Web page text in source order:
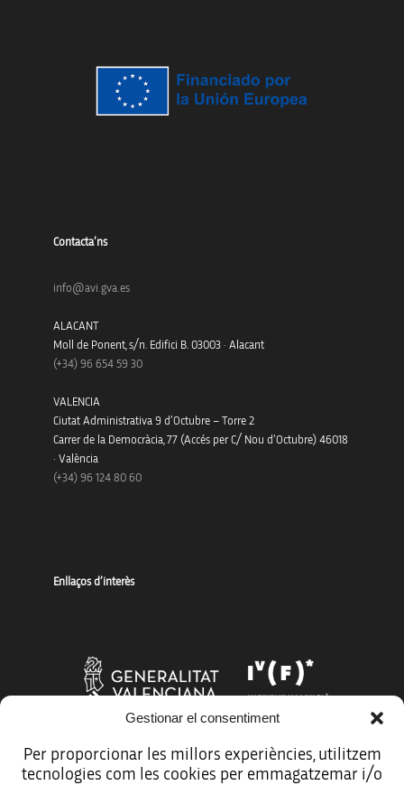
Gestionar el consentiment
Per proporcionar les millors experiències, utilitzem
tecnologies com les cookies per emmagatzemar i/o
Contacta’ns
info@avi.gva.es
ALACANT
Moll de Ponent, s/n. Edifici B. 03003 · Alacant
(+34) 96 654 59 30
VALENCIA
Ciutat Administrativa 9 d’Octubre – Torre 2
Carrer de la Democràcia, 77 (Accés per C/ Nou d’Octubre) 46018
· València
(+34) 96 124 80 60
Enllaços d’interès
Més organismes de suport a la innovació